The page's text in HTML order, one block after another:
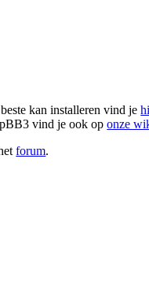
kan installeren vind je
vind je ook oponze
forum.